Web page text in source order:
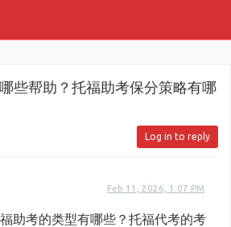
些帮助？托福助考保分策略有哪
Log in to reply
Feb 11, 2026, 1:07 PM
福助考的类型有哪些？托福代考的考